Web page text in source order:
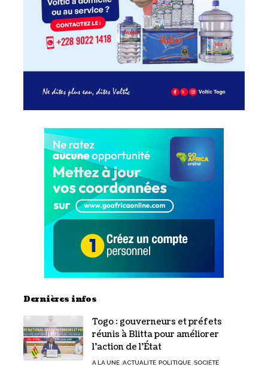
Dernières infos
Togo : gouverneurs et préfets
réunis à Blitta pour améliorer
l’action de l’État
A LA UNE ACTUALITÉ POLITIQUE SOCIÉTÉ